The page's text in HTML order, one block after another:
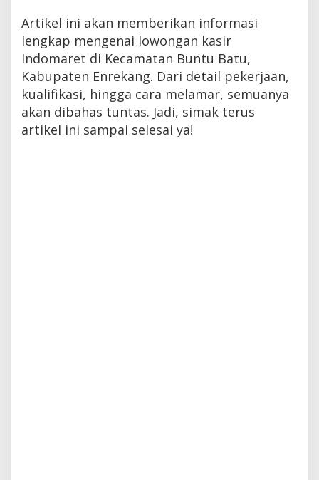
Artikel ini akan memberikan informasi
lengkap mengenai lowongan kasir
Indomaret di Kecamatan Buntu Batu,
Kabupaten Enrekang. Dari detail pekerjaan,
kualifikasi, hingga cara melamar, semuanya
akan dibahas tuntas. Jadi, simak terus
artikel ini sampai selesai ya!